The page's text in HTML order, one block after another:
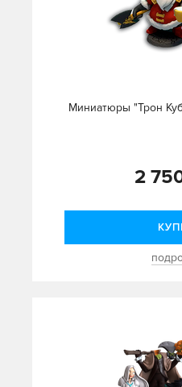
Миниатюры "Трон
2